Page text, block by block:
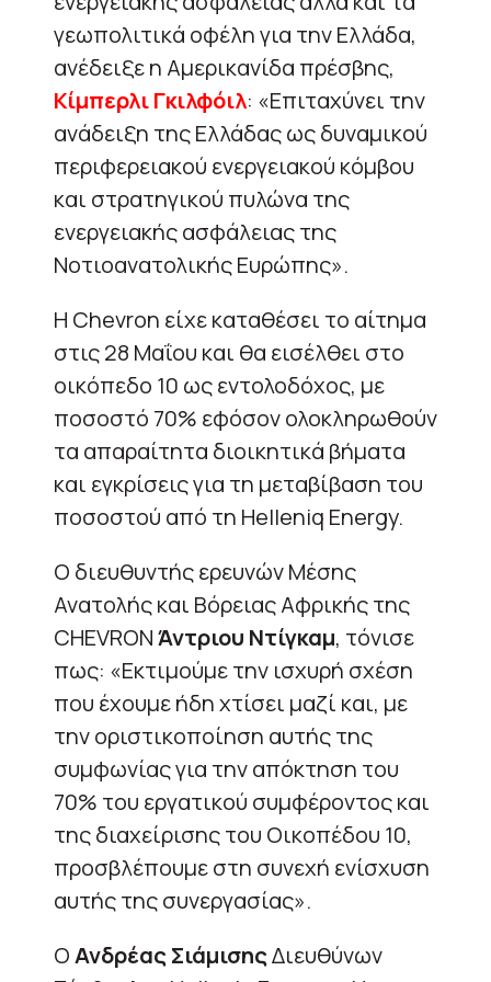
γεωπολιτικά οφέλη για την Ελλάδα,
ανέδειξε η Αμερικανίδα πρέσβης,
Κίμπερλι Γκιλφόιλ: «Επιταχύνει την
ανάδειξη της Ελλάδας ως δυναμικού
περιφερειακού ενεργειακού κόμβου
και στρατηγικού πυλώνα της
ενεργειακής ασφάλειας της
Νοτιοανατολικής Ευρώπης».
Η Chevron είχε καταθέσει το αίτημα
στις 28 Μαΐου και θα εισέλθει στο
οικόπεδο 10 ως εντολοδόχος, με
ποσοστό 70% εφόσον ολοκληρωθούν
τα απαραίτητα διοικητικά βήματα
και εγκρίσεις για τη μεταβίβαση του
ποσοστού από τη Helleniq Energy.
O διευθυντής ερευνών Μέσης
Ανατολής και Βόρειας Αφρικής της
CHEVRONΆντριου Ντίγκαμ, τόνισε
πως: «Εκτιμούμε την ισχυρή σχέση
που έχουμε ήδη χτίσει μαζί και, με
την οριστικοποίηση αυτής της
συμφωνίας για την απόκτηση του
70% του εργατικού συμφέροντος και
της διαχείρισης του Οικοπέδου 10,
προσβλέπουμε στη συνεχή ενίσχυση
αυτής της συνεργασίας».
ΟΑνδρέας ΣιάμισηςΔιευθύνων